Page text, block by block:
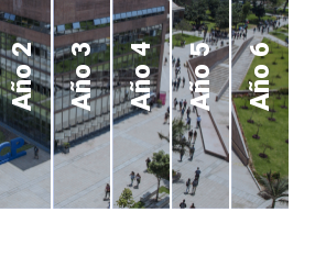
Año 2 Año 3 Año 4 Año 5 Año 6